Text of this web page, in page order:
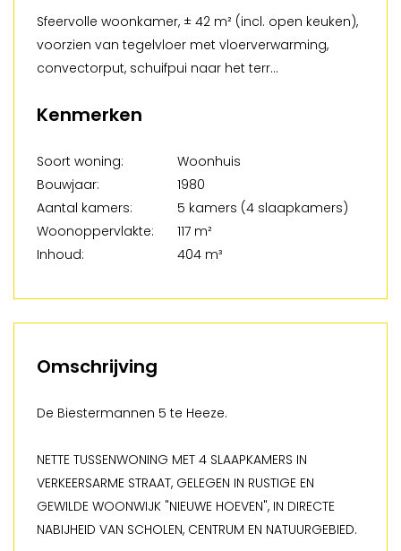
Sfeervolle woonkamer, ± 42 m² (incl. open keuken),
voorzien van tegelvloer met vloerverwarming,
convectorput, schuifpui naar het terr...
Kenmerken
Soort woning:
Woonhuis
Bouwjaar:
1980
Aantal kamers:
5 kamers (4 slaapkamers)
Woonoppervlakte:
117 m²
Inhoud:
404 m³
Omschrijving
De Biestermannen 5 te Heeze.
NETTE TUSSENWONING MET 4 SLAAPKAMERS IN
VERKEERSARME STRAAT, GELEGEN IN RUSTIGE EN
GEWILDE WOONWIJK "NIEUWE HOEVEN", IN DIRECTE
NABIJHEID VAN SCHOLEN, CENTRUM EN NATUURGEBIED.